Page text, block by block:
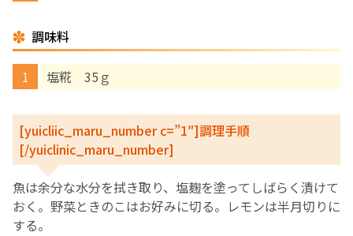
調味料
塩糀 35ｇ
[yuicliic_maru_number c=”1″]調理手順
[/yuiclinic_maru_number]
魚は余分な水分を拭き取り、塩麹を塗ってしばらく漬けて
おく。野菜ときのこはお好みに切る。レモンは半月切りに
する。